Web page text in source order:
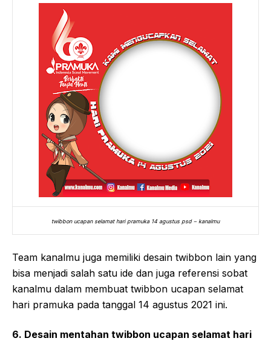
twibbon ucapan selamat hari pramuka 14 agustus psd – kanalmu
Team kanalmu juga memiliki desain twibbon lain yang
bisa menjadi salah satu ide dan juga referensi sobat
kanalmu dalam membuat twibbon ucapan selamat
hari pramuka pada tanggal 14 agustus 2021 ini.
6. Desain mentahan twibbon ucapan selamat hari